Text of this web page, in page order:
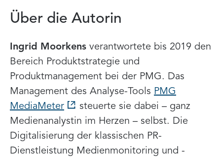
Über die Autorin
Ingrid Moorkens verantwortete bis 2019 den
Bereich Produktstrategie und
Produktmanagement bei der PMG. Das
Management des Analyse-Tools PMG
MediaMeter
steuerte sie dabei – ganz
Medienanalystin im Herzen – selbst. Die
Digitalisierung der klassischen PR-
Dienstleistung Medienmonitoring und -